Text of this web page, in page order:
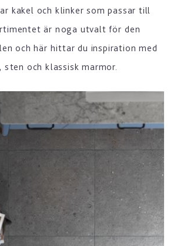
kakel och klinker som passar till
är noga utvalt för den
och här hittar du inspiration med
och klassisk marmor.